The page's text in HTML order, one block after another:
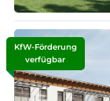
KfW-Förderung
verfügbar